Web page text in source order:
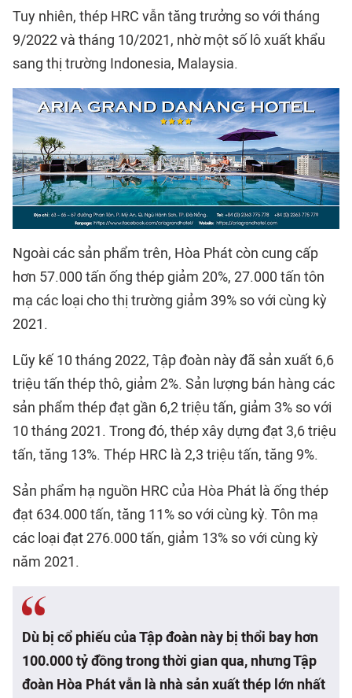
Tuy nhiên, thép HRC vẫn tăng trưởng so với tháng
9/2022 và tháng 10/2021, nhờ một số lô xuất khẩu
sang thị trường Indonesia, Malaysia.
Ngoài các sản phẩm trên, Hòa Phát còn cung cấp
hơn 57.000 tấn ống thép giảm 20%, 27.000 tấn tôn
mạ các loại cho thị trường giảm 39% so với cùng kỳ
2021.
Lũy kế 10 tháng 2022, Tập đoàn này đã sản xuất 6,6
triệu tấn thép thô, giảm 2%. Sản lượng bán hàng các
sản phẩm thép đạt gần 6,2 triệu tấn, giảm 3% so với
10 tháng 2021. Trong đó, thép xây dựng đạt 3,6 triệu
tấn, tăng 13%. Thép HRC là 2,3 triệu tấn, tăng 9%.
Sản phẩm hạ nguồn HRC của Hòa Phát là ống thép
đạt 634.000 tấn, tăng 11% so với cùng kỳ. Tôn mạ
các loại đạt 276.000 tấn, giảm 13% so với cùng kỳ
năm 2021.
Dù bị cổ phiếu của Tập đoàn này bị thổi bay hơn
100.000 tỷ đồng trong thời gian qua, nhưng Tập
đoàn Hòa Phát vẫn là nhà sản xuất thép lớn nhất